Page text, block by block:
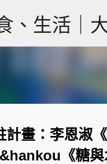
、生活｜
計畫：李恩淑
《糖